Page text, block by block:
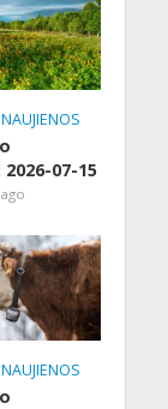
07-15